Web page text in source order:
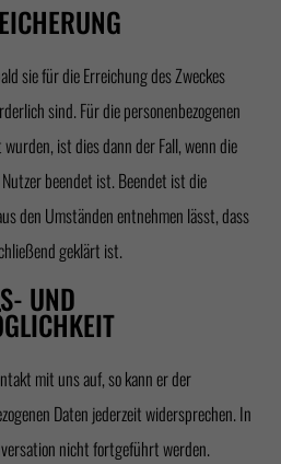
sie für die Erreichung des Zweckes
sind. Für die personenbezogenen
ist dies dann der Fall, wenn die
beendet ist. Beendet ist die
den Umständen entnehmen lässt, dass
geklärt ist.
UND
mit uns auf, so kann er der
Daten jederzeit widersprechen. In
nicht fortgeführt werden.